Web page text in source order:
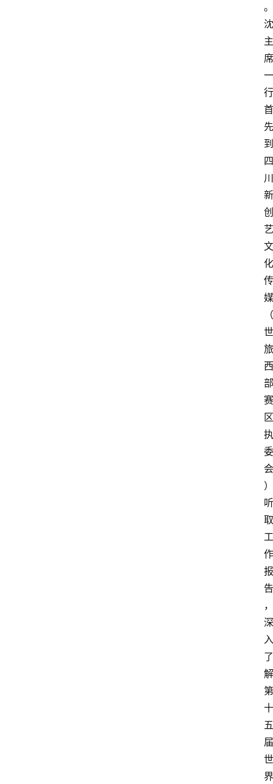
。
沈
主
席
一
行
首
先
到
四
川
新
创
艺
文
化
传
媒
（
世
旅
西
部
赛
区
执
委
会
）
听
取
工
作
报
告
，
深
入
了
解
第
十
五
届
世
界